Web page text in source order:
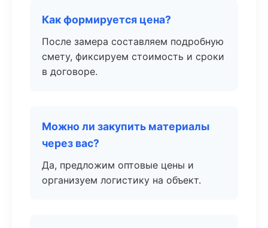
Как формируется цена?
После замера составляем подробную
смету, фиксируем стоимость и сроки
в договоре.
Можно ли закупить материалы
через вас?
Да, предложим оптовые цены и
организуем логистику на объект.